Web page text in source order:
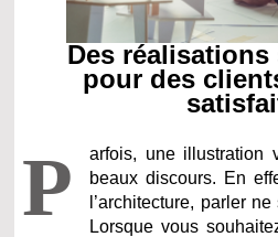
Des réalisations
pour des
P
arfois, une illustration
beaux discours. En
l’architecture, parler
Lorsque vous